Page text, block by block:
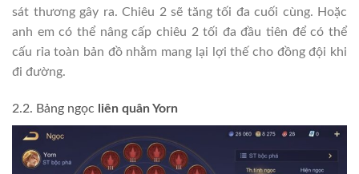
sát thương gây ra. Chiêu 2 sẽ tăng tối đa cuối cùng. Hoặc
anh em có thể nâng cấp chiêu 2 tối đa đầu tiên để có thể
cấu rỉa toàn bản đồ nhằm mang lại lợi thế cho đồng đội khi
đi đường.
2.2. Bảng ngọc liên quân Yorn